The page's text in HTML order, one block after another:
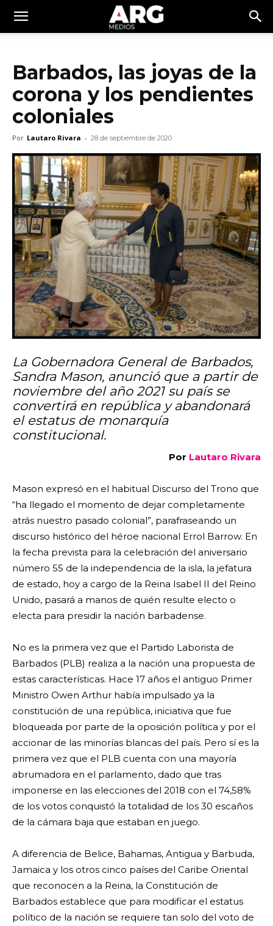
Barbados, las joyas de la
corona y los pendientes
coloniales
Por Lautaro Rivara - 28 de septiembre de 2020
La Gobernadora General de Barbados,
Sandra Mason, anunció que a partir de
noviembre del año 2021 su país se
convertirá en república y abandonará
el estatus de monarquía
constitucional.
Por Lautaro Rivara
Mason expresó en el habitual Discurso del Trono que
“ha llegado el momento de dejar completamente
atrás nuestro pasado colonial”, parafraseando un
discurso histórico del héroe nacional Errol Barrow. En
la fecha prevista para la celebración del aniversario
número 55 de la independencia de la isla, la jefatura
de estado, hoy a cargo de la Reina Isabel II del Reino
Unido, pasará a manos de quién resulte electo o
electa para presidir la nación barbadense.
No es la primera vez que el Partido Laborista de
Barbados (PLB) realiza a la nación una propuesta de
estas características. Hace 17 años el antiguo Primer
Ministro Owen Arthur había impulsado ya la
constitución de una república, iniciativa que fue
bloqueada por parte de la oposición política y por el
accionar de las minorías blancas del país. Pero sí es la
primera vez que el PLB cuenta con una mayoría
abrumadora en el parlamento, dado que tras
imponerse en las elecciones del 2018 con el 74,58%
de los votos conquistó la totalidad de los 30 escaños
de la cámara baja que estaban en juego.
A diferencia de Belice, Bahamas, Antigua y Barbuda,
Jamaica y los otros cinco países del Caribe Oriental
que reconocen a la Reina, la Constitución de
Barbados establece que para modificar el estatus
político de la nación se requiere tan solo del voto de